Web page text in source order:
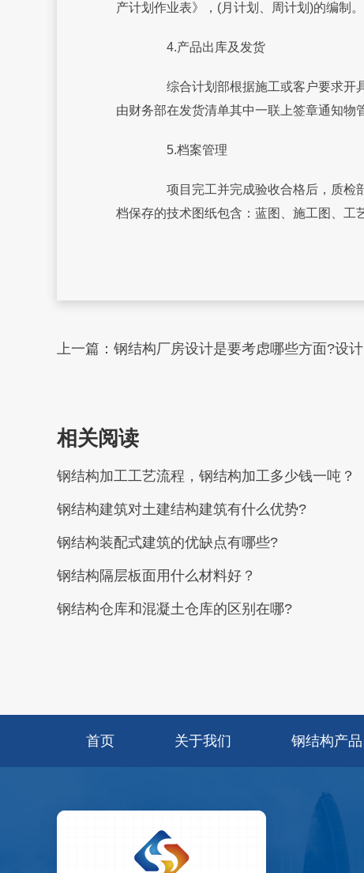
产计划作业表》，(月计划、周计划)的编制。
4.产品出库及发货
综合计划部根据施工或客户要求开具
由财务部在发货清单其中一联上签章通知物
5.档案管理
项目完工并完成验收合格后，质检部
档保存的技术图纸包含：蓝图、施工图、工
上一篇： 钢结构厂房设计是要考虑哪些方面?设
相关阅读
钢结构加工工艺流程，钢结构加工多少钱一吨？
钢结构建筑对土建结构建筑有什么优势?
钢结构装配式建筑的优缺点有哪些?
钢结构隔层板面用什么材料好？
钢结构仓库和混凝土仓库的区别在哪?
首页 关于我们 钢结构产品